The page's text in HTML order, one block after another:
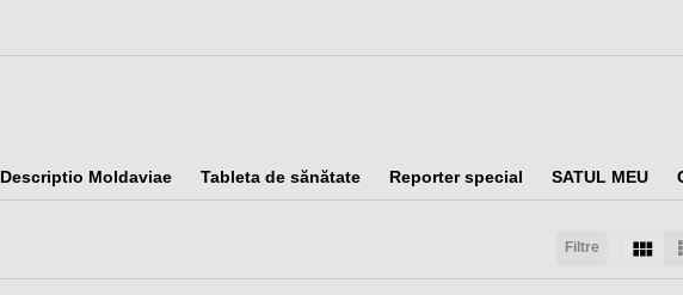
Descriptio Moldaviae Tableta de sănătate Reporter special SATUL MEU
Filtre